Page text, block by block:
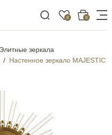
0 0
Элитные зеркала
Настенное зеркало MAJESTIC